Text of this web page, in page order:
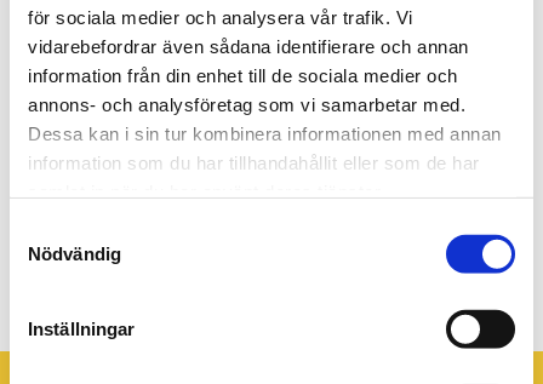
för sociala medier och analysera vår trafik. Vi
vidarebefordrar även sådana identifierare och annan
information från din enhet till de sociala medier och
annons- och analysföretag som vi samarbetar med.
Dessa kan i sin tur kombinera informationen med annan
information som du har tillhandahållit eller som de har
Nödvändig
Inställningar